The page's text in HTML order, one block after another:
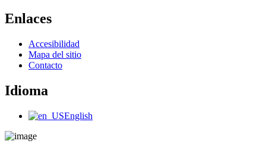
Enlaces
Main
Menu
Accesibilidad
Mapa del sitio
Contacto
Idioma
Main
English